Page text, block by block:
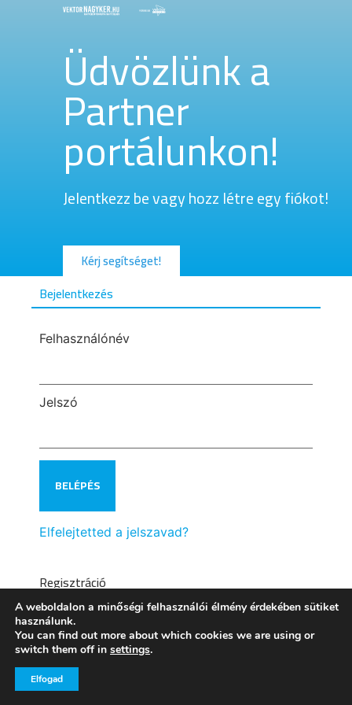
Üdvözlünk a
Partner
portálunkon!
Jelentkezz be vagy hozz létre egy fiókot!
Kérj segítséget!
Bejelentkezés
Felhasználónév
Jelszó
Elfelejtetted a jelszavad?
Regisztráció
A weboldalon a minőségi felhasználói élmény érdekében sütiket
használunk.
You can find out more about which cookies we are using or
switch them off in settings.
Elfogad